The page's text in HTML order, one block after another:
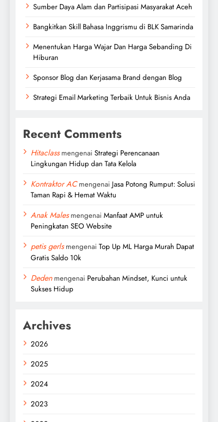
Sumber Daya Alam dan Partisipasi Masyarakat Aceh
Bangkitkan Skill Bahasa Inggrismu di BLK Samarinda
Menentukan Harga Wajar Dan Harga Sebanding Di
Hiburan
Sponsor Blog dan Kerjasama Brand dengan Blog
Strategi Email Marketing Terbaik Untuk Bisnis Anda
Recent Comments
Hitaclassmengenai Strategi Perencanaan
Lingkungan Hidup dan Tata Kelola
Kontraktor ACmengenai Jasa Potong Rumput: Solusi
Taman Rapi & Hemat Waktu
Anak Malesmengenai Manfaat AMP untuk
Peningkatan SEO Website
petis gerlsmengenai Top Up ML Harga Murah Dapat
Gratis Saldo 10k
Dedenmengenai Perubahan Mindset, Kunci untuk
Sukses Hidup
Archives
2026
2025
2024
2023